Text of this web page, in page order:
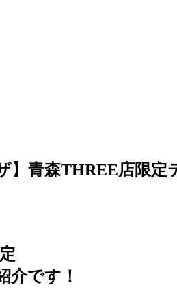
】青森THREE店限
介です！